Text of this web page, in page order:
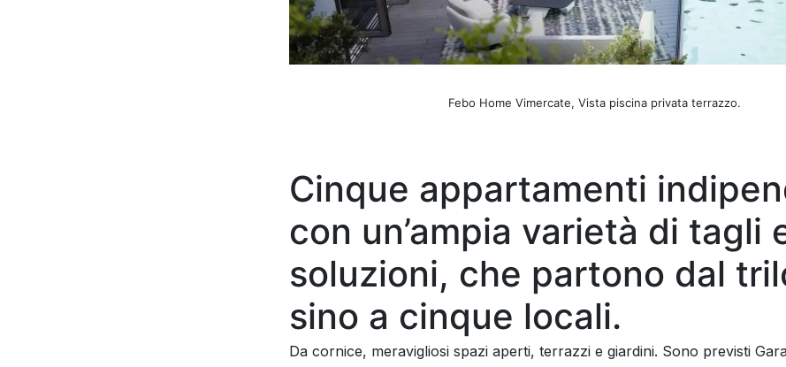
Febo Home Vimercate, Vista piscina privata terrazzo.
Cinque appartamenti
con un’ampia varietà di tagli
soluzioni, che partono dal
sino a cinque locali.
Da cornice, meravigliosi spazi aperti, terrazzi e giardini. Sono previsti